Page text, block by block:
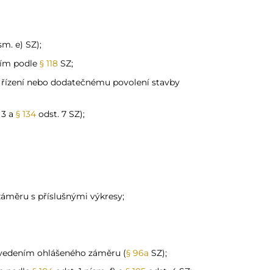
e) SZ);
podle § 118 SZ;
nebo dodatečnému povolení stavby
a § 134 odst. 7 SZ);
s příslušnými výkresy;
ohlášeného záměru (§ 96a SZ);